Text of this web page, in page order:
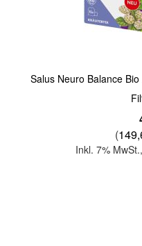
Salus Neuro Balance
(
Inkl. 7% MwSt.,